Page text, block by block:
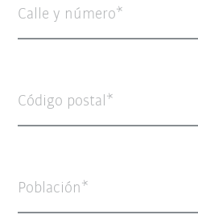
Calle y número
Código postal
Población